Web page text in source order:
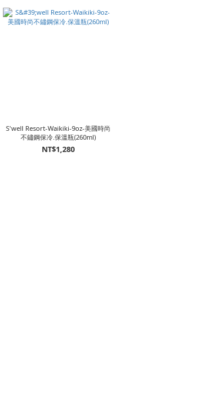
S'well Resort-Waikiki-9oz-美國時尚
不鏽鋼保冷.保溫瓶(260ml)
NT$1,280